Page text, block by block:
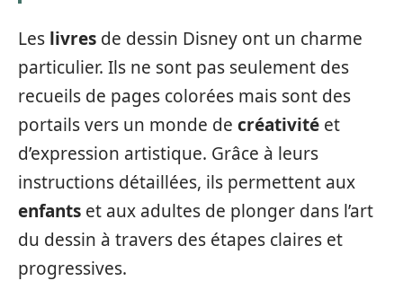
Les livres de dessin Disney ont un charme
particulier. Ils ne sont pas seulement des
recueils de pages colorées mais sont des
portails vers un monde de créativité et
d’expression artistique. Grâce à leurs
instructions détaillées, ils permettent aux
enfants et aux adultes de plonger dans l’art
du dessin à travers des étapes claires et
progressives.